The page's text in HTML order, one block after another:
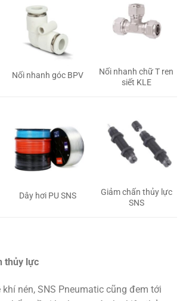
Nối nhanh góc BPV
Nối nhanh chữ T ren
siết KLE
Dây hơi PU SNS
Giảm chấn thủy lực
SNS
thủy lực
nén, SNS Pneumatic cũng đem tới